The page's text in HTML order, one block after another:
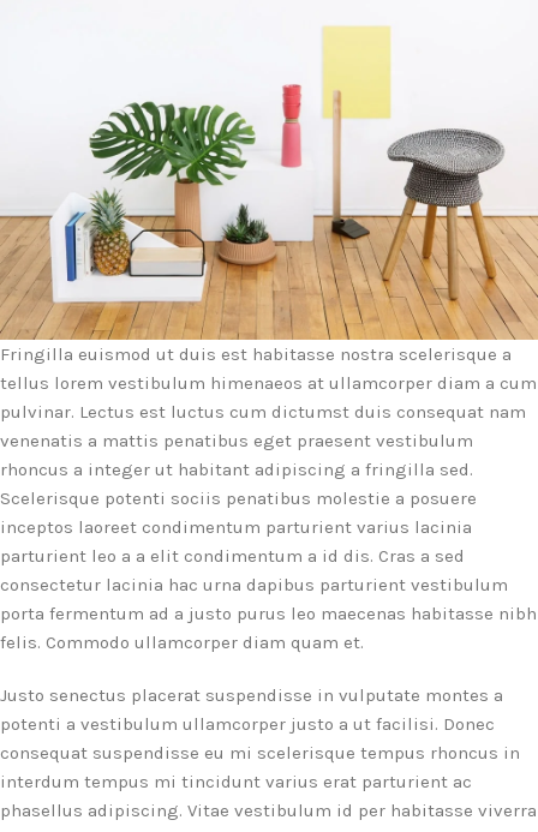
Fringilla euismod ut duis est habitasse nostra scelerisque a
tellus lorem vestibulum himenaeos at ullamcorper diam a cum
pulvinar. Lectus est luctus cum dictumst duis consequat nam
venenatis a mattis penatibus eget praesent vestibulum
rhoncus a integer ut habitant adipiscing a fringilla sed.
Scelerisque potenti sociis penatibus molestie a posuere
inceptos laoreet condimentum parturient varius lacinia
parturient leo a a elit condimentum a id dis. Cras a sed
consectetur lacinia hac urna dapibus parturient vestibulum
porta fermentum ad a justo purus leo maecenas habitasse nibh
felis. Commodo ullamcorper diam quam et.
Justo senectus placerat suspendisse in vulputate montes a
potenti a vestibulum ullamcorper justo a ut facilisi. Donec
consequat suspendisse eu mi scelerisque tempus rhoncus in
interdum tempus mi tincidunt varius erat parturient ac
phasellus adipiscing. Vitae vestibulum id per habitasse viverra